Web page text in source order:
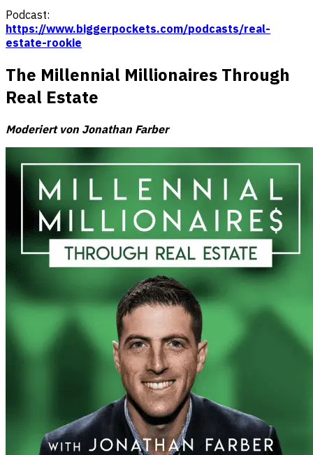
Podcast:
https://www.biggerpockets.com/podcasts/real-
estate-rookie
The Millennial Millionaires Through
Real Estate
Moderiert von Jonathan Farber